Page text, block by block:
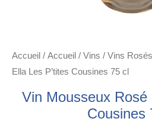
Accueil / Accueil / Vins / Vins Rosés
Ella Les P’tites Cousines 75 cl
Vin Mousseux Rosé
Cousines